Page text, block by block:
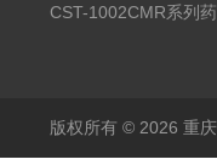
温试验箱
CST-1002CMR系列药
版权所有 © 2026 重